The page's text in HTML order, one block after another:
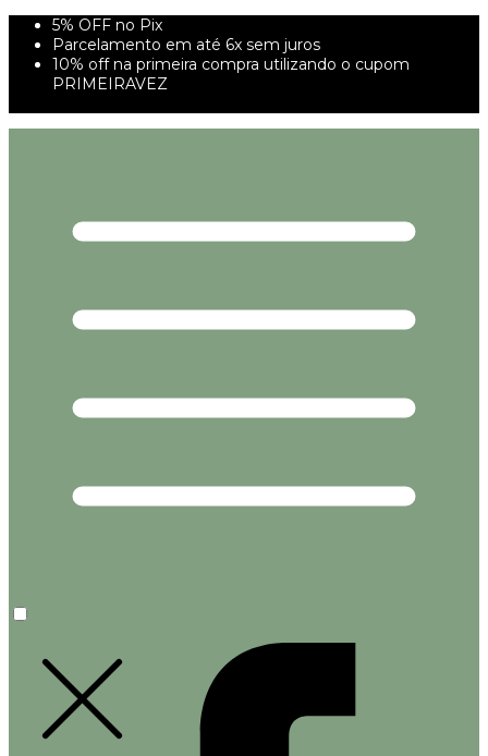
5% OFF no Pix
Parcelamento em até 6x sem juros
10% off na primeira compra utilizando o cupom
PRIMEIRAVEZ